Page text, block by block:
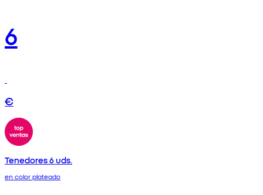
6
€
Tenedores 6 uds.
en color plateado